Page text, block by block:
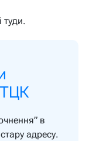
туди.
в
адресу.